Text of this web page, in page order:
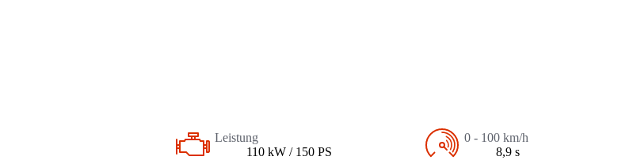
Leistung
110 kW / 150 PS
0 - 100 km/h
8,9 s